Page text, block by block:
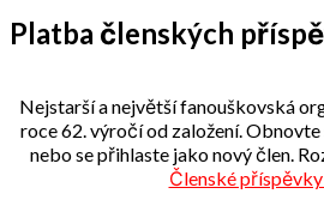
Platba členských
Nejstarší a největší fanouškovská
roce 62. výročí od založení.
nebo se přihlaste jako nový člen.
Členské